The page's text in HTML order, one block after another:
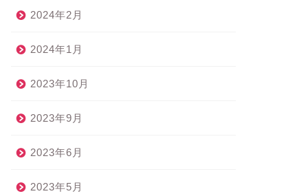
2024年2月
2024年1月
2023年10月
2023年9月
2023年6月
2023年5月